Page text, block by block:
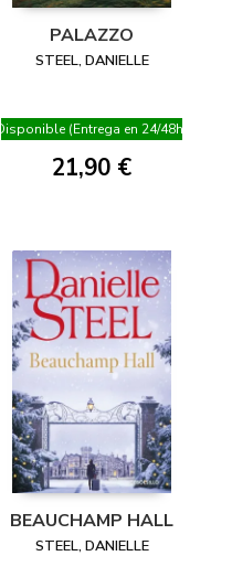
PALAZZO
STEEL, DANIELLE
Disponible (Entrega en 24/48h)
21,90 €
BEAUCHAMP HALL
STEEL, DANIELLE